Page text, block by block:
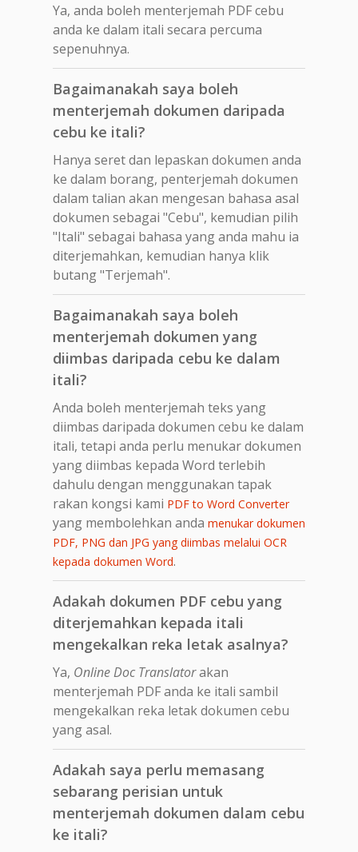
Ya, anda boleh menterjemah PDF cebu
anda ke dalam itali secara percuma
sepenuhnya.
Bagaimanakah saya boleh
menterjemah dokumen daripada
cebu ke itali?
Hanya seret dan lepaskan dokumen anda
ke dalam borang, penterjemah dokumen
dalam talian akan mengesan bahasa asal
dokumen sebagai "Cebu", kemudian pilih
"Itali" sebagai bahasa yang anda mahu ia
diterjemahkan, kemudian hanya klik
butang "Terjemah".
Bagaimanakah saya boleh
menterjemah dokumen yang
diimbas daripada cebu ke dalam
itali?
Anda boleh menterjemah teks yang
diimbas daripada dokumen cebu ke dalam
itali, tetapi anda perlu menukar dokumen
yang diimbas kepada Word terlebih
dahulu dengan menggunakan tapak
rakan kongsi kami PDF to Word Converter
yang membolehkan anda menukar dokumen
PDF, PNG dan JPG yang diimbas melalui OCR
kepada dokumen Word.
Adakah dokumen PDF cebu yang
diterjemahkan kepada itali
mengekalkan reka letak asalnya?
Ya, Online Doc Translatorakan
menterjemah PDF anda ke itali sambil
mengekalkan reka letak dokumen cebu
yang asal.
Adakah saya perlu memasang
sebarang perisian untuk
menterjemah dokumen dalam cebu
ke itali?